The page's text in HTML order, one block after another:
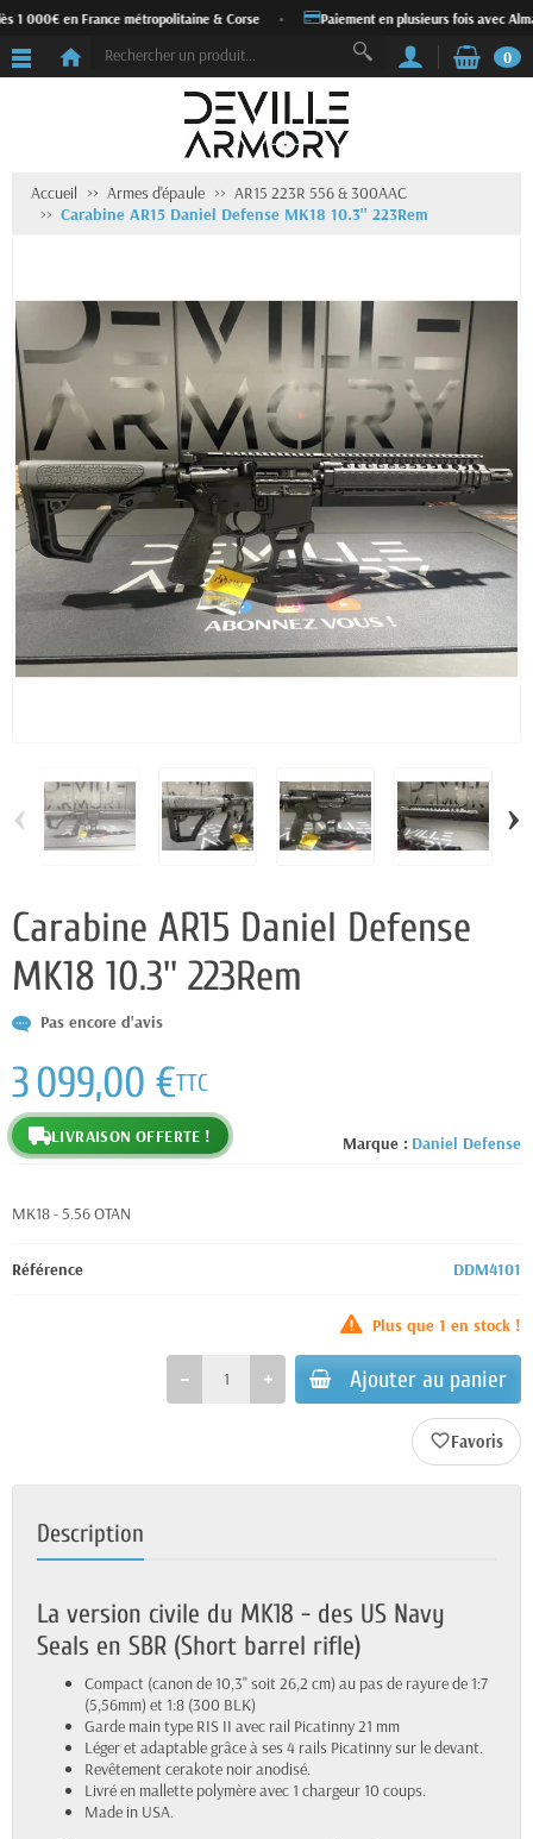
1 000€ en France métropolitaine & Corse Paiement en plusieurs fois avec Alma
0
Accueil Armes d'épaule
AR15 223R 556 & 300AAC
Carabine AR15 Daniel Defense MK18 10.3'' 223Rem
‹ ›
Carabine AR15 Daniel Defense
MK18 10.3'' 223Rem
Pas encore d'avis
Marque : Daniel Defense
3 099,00 €TTC
LIVRAISON OFFERTE !
MK18 - 5.56 OTAN
Référence DDM4101
Plus que 1 en stock !
Ajouter au panier
favorite_border
Description
La version civile du MK18 - des US Navy
Seals en SBR (Short barrel rifle)
Compact (canon de 10,3'' soit 26,2 cm) au pas de rayure de 1:7
(5,56mm) et 1:8 (300 BLK)
Garde main type RIS II avec rail Picatinny 21 mm
Léger et adaptable grâce à ses 4 rails Picatinny sur le devant.
Revêtement cerakote noir anodisé.
Livré en mallette polymère avec 1 chargeur 10 coups.
Made in USA.